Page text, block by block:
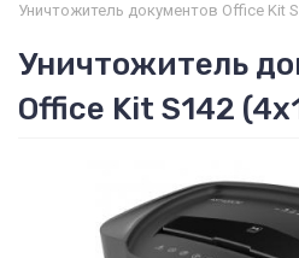
Уничтожитель документов Office Kit
Уничтожитель
Office Kit S142